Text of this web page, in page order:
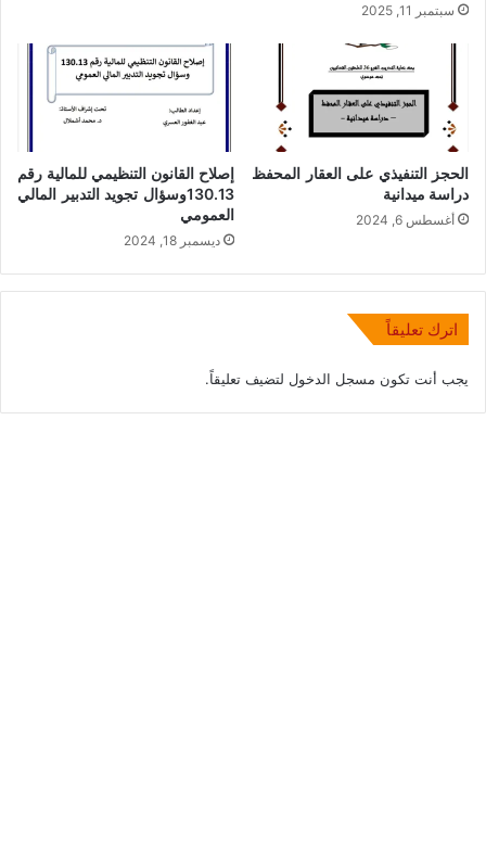
سبتمبر 11, 2025
الحجز التنفيذي على العقار المحفظ
دراسة ميدانية
أغسطس 6, 2024
إصلاح القانون التنظيمي للمالية رقم
130.13وسؤال تجويد التدبير المالي
العمومي
ديسمبر 18, 2024
اترك تعليقاً
يجب أنت تكون مسجل الدخول لتضيف تعليقاً.